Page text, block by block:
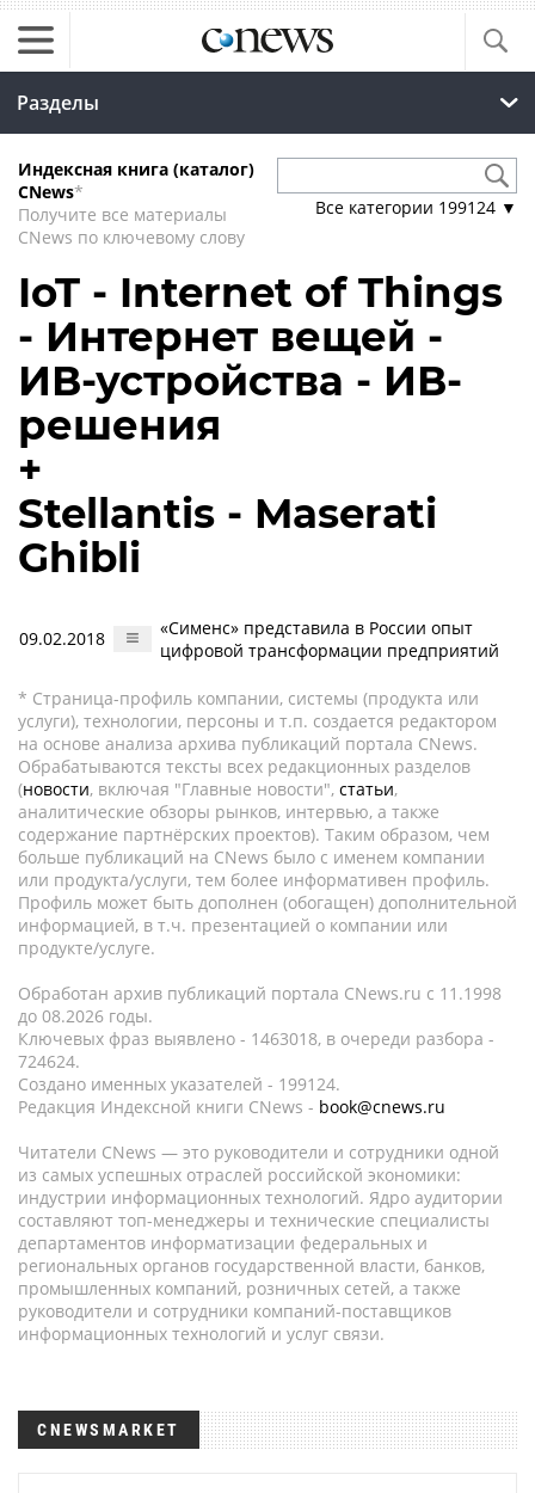
Разделы
Индексная книга (каталог)
CNews*
Получите все материалы
CNews по ключевому слову
Все категории 199124 ▼
IoT - Internet of Things
- Интернет вещей -
ИВ-устройства - ИВ-
решения
+
Stellantis - Maserati
Ghibli
09.02.2018
«Сименс» представила в России опыт
цифровой трансформации предприятий
* Страница-профиль компании, системы (продукта или
услуги), технологии, персоны и т.п. создается редактором
на основе анализа архива публикаций портала CNews.
Обрабатываются тексты всех редакционных разделов
(новости, включая "Главные новости", статьи,
аналитические обзоры рынков, интервью, а также
содержание партнёрских проектов). Таким образом, чем
больше публикаций на CNews было с именем компании
или продукта/услуги, тем более информативен профиль.
Профиль может быть дополнен (обогащен) дополнительной
информацией, в т.ч. презентацией о компании или
продукте/услуге.
Обработан архив публикаций портала CNews.ru c 11.1998
до 08.2026 годы.
Ключевых фраз выявлено - 1463018, в очереди разбора -
724624.
Создано именных указателей - 199124.
Редакция Индексной книги CNews - book@cnews.ru
Читатели CNews — это руководители и сотрудники одной
из самых успешных отраслей российской экономики:
индустрии информационных технологий. Ядро аудитории
составляют топ-менеджеры и технические специалисты
департаментов информатизации федеральных и
региональных органов государственной власти, банков,
промышленных компаний, розничных сетей, а также
руководители и сотрудники компаний-поставщиков
информационных технологий и услуг связи.
CNEWSMARKET